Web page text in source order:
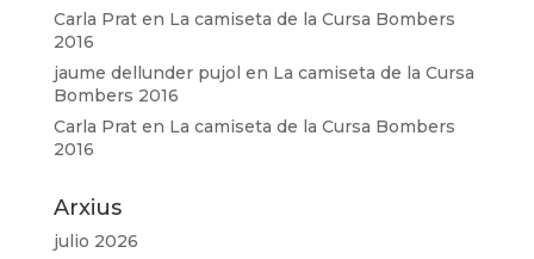
Carla Praten La camiseta de la Cursa Bombers
2016
jaume dellunder pujol en La camiseta de la Cursa
Bombers 2016
Carla Praten La camiseta de la Cursa Bombers
2016
Arxius
julio 2026